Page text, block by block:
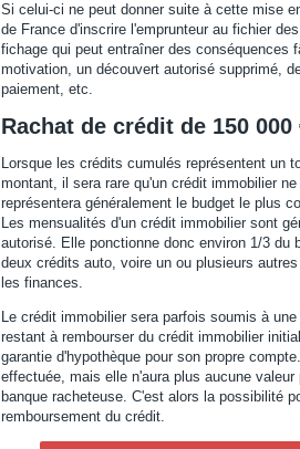
Si celui-ci ne peut donner suite à cette mise
de France d'inscrire l'emprunteur au fichier
fichage qui peut entraîner des conséquences
motivation, un découvert autorisé supprimé,
paiement, etc.
Rachat de crédit de 150
Lorsque les crédits cumulés représentent un
montant, il sera rare qu'un crédit immobilier
représentera généralement le budget le plus
Les mensualités d'un crédit immobilier sont
autorisé. Elle ponctionne donc environ 1/3 du
deux crédits auto, voire un ou plusieurs
les finances.
Le crédit immobilier sera parfois soumis à
restant à rembourser du crédit immobilier
garantie d'hypothèque pour son propre
effectuée, mais elle n'aura plus aucune
banque racheteuse. C'est alors la possibilité
remboursement du crédit.